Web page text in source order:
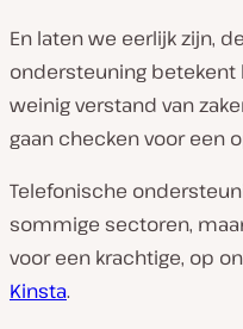
En laten we eerlijk zijn,
ondersteuning
weinig verstand van
gaan checken voor een
Telefonische
sommige sectoren,
voor een krachtige, op
Kinsta.